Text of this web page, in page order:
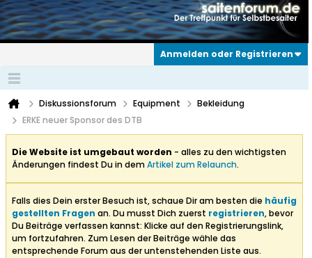
Anmelden oder Registrieren
Diskussionsforum Equipment
Bekleidung
ERKE neuer Sponsor des DTB
Die Website ist umgebaut worden - alles zu den wichtigsten
Änderungen findest Du in demArtikel zum Relaunch.
Falls dies Dein erster Besuch ist, schaue Dir am besten die häufig
gestellten Fragen an. Du musst Dich zuerst registrieren, bevor
Du Beiträge verfassen kannst: Klicke auf den Registrierungslink,
um fortzufahren. Zum Lesen der Beiträge wähle das
entsprechende Forum aus der untenstehenden Liste aus.